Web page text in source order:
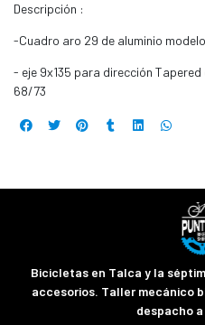
Descripción :
-Cuadro aro 29 de aluminio
- eje 9x135 para dirección
68/73
Bicicletas en Talca y la
accesorios. Taller mecánico
despacho